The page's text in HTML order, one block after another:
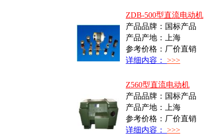
ZDB-500型直流电动机
产品品牌：国标产品
产品产地：上海
参考价格：厂价直销
详细内容： >>>
Z560型直流电动机
产品品牌：国标产品
产品产地：上海
参考价格：厂价直销
详细内容： >>>